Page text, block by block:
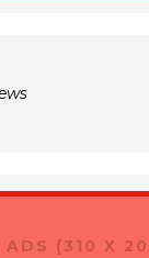
ADS (310 X